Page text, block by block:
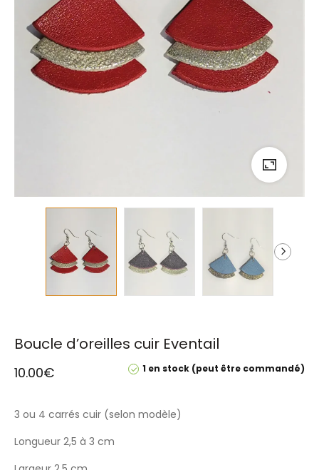
Boucle d’oreilles cuir Eventail
1 en stock (peut être commandé)
10.00€
3 ou 4 carrés cuir (selon modèle)
Longueur 2,5 à 3 cm